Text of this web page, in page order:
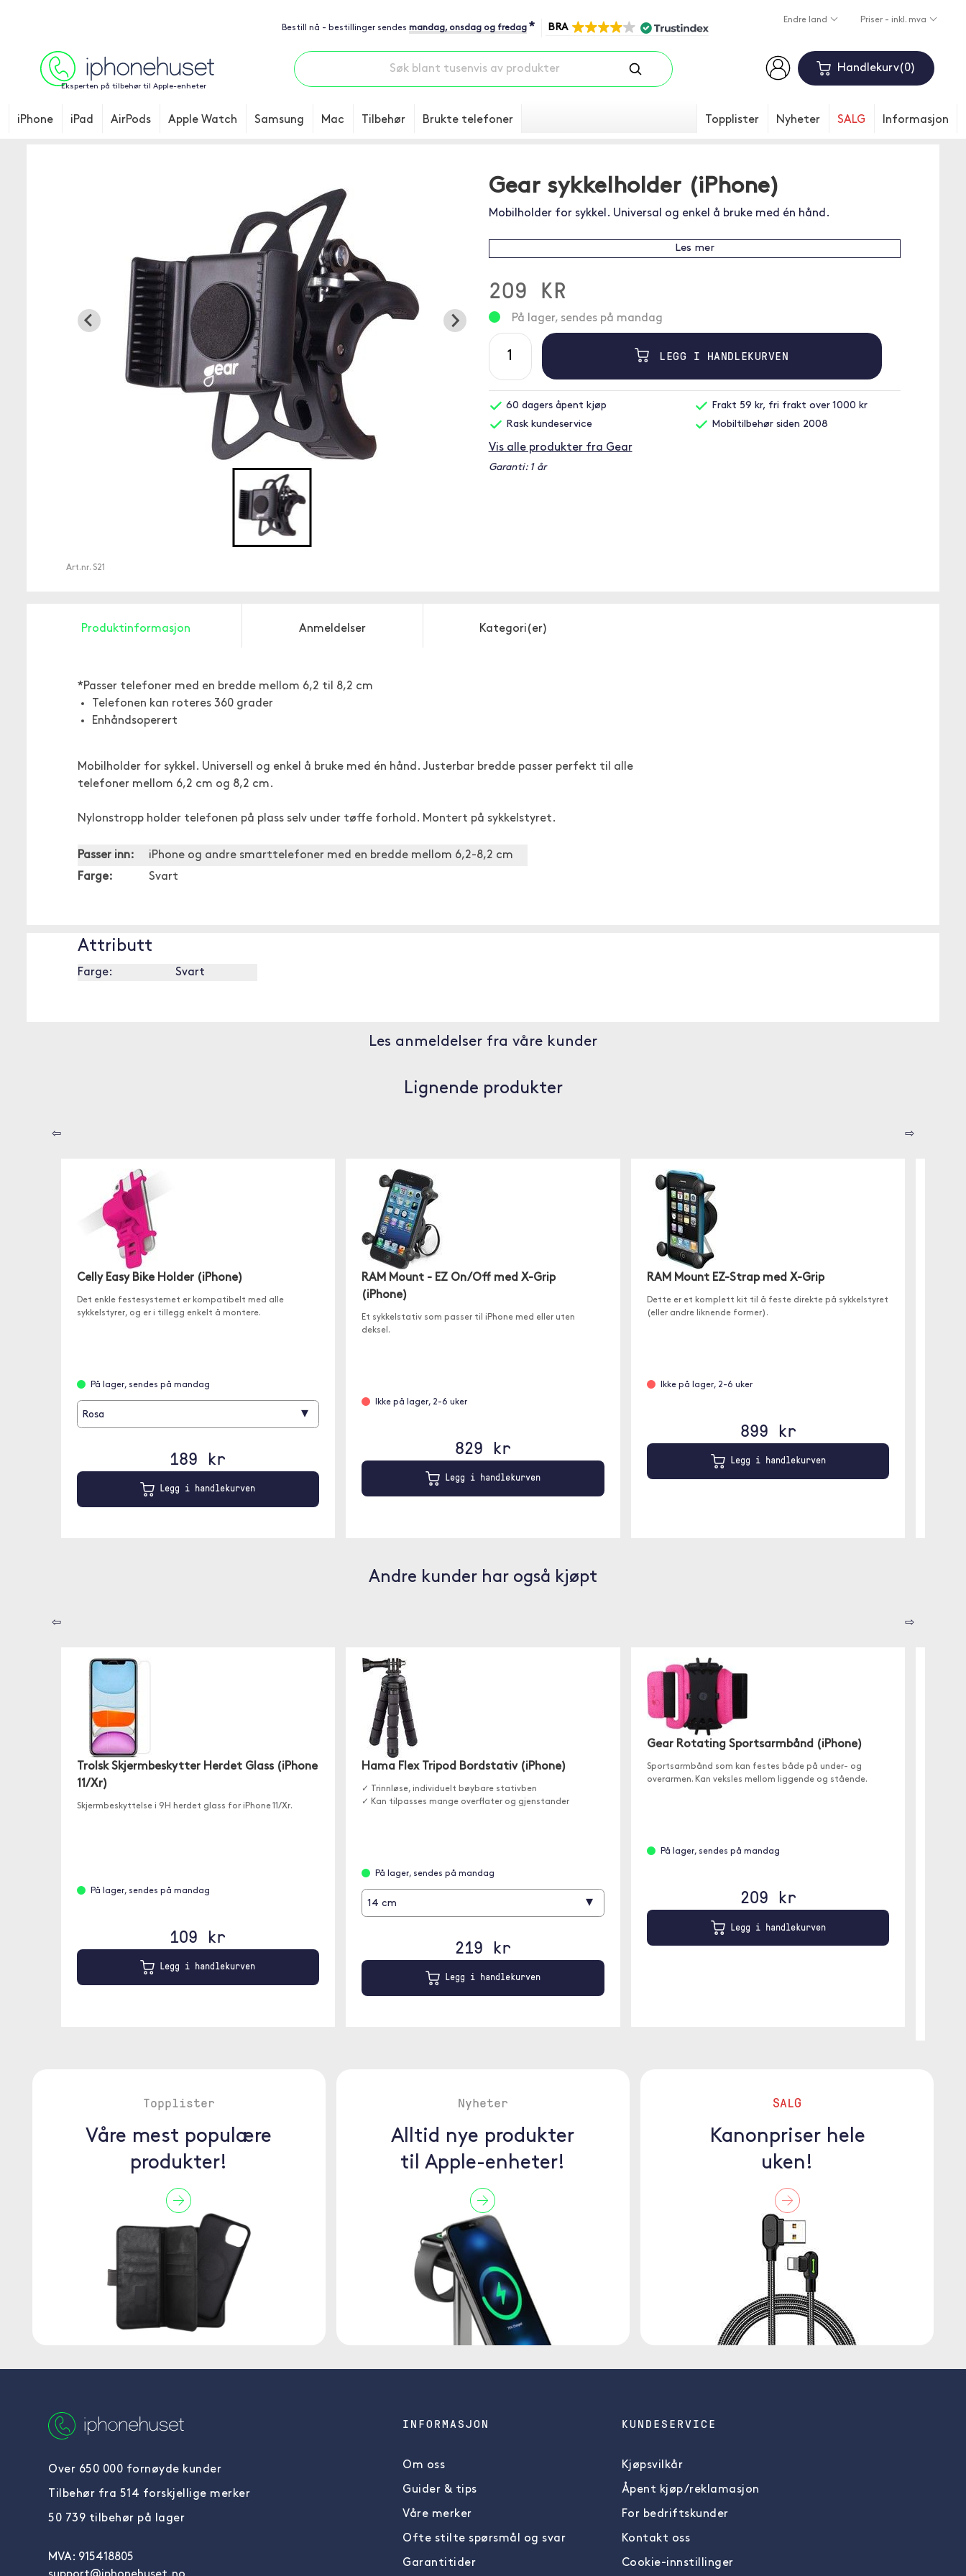
Bestill nå - bestillinger sendes mandag, onsdag og fredag * BRA
Endre land Priser - inkl. mva
Eksperten på tilbehør til Apple-enheter
Handlekurv 0
iPhone iPad AirPods Apple Watch Samsung Mac Tilbehør Brukte telefoner Topplister Nyheter SALG Informasjon
Art.nr. S21
Gear sykkelholder (iPhone)
Mobilholder for sykkel. Universal og enkel å bruke med én hånd.
Les mer
209 KR
På lager, sendes på mandag
LEGG I HANDLEKURVEN
60 dagers åpent kjøp
Frakt 59 kr, fri frakt over 1000 kr
Rask kundeservice
Mobiltilbehør siden 2008
Vis alle produkter fra Gear
Garanti: 1 år
Produktinformasjon Anmeldelser Kategori(er)
*Passer telefoner med en bredde mellom 6,2 til 8,2 cm
Telefonen kan roteres 360 grader
Enhåndsoperert
Mobilholder for sykkel. Universell og enkel å bruke med én hånd. Justerbar bredde passer perfekt til alle
telefoner mellom 6,2 cm og 8,2 cm.
Nylonstropp holder telefonen på plass selv under tøffe forhold. Montert på sykkelstyret.
Passer inn:
iPhone og andre smarttelefoner med en bredde mellom 6,2-8,2 cm
Farge:
Svart
Attributt
Farge: Svart
Les anmeldelser fra våre kunder
Lignende produkter
⇦ ⇨
Celly Easy Bike Holder (iPhone)
Det enkle festesystemet er kompatibelt med alle
sykkelstyrer, og er i tillegg enkelt å montere.
På lager, sendes på mandag
Rosa ▾
189 kr
Legg i handlekurven
RAM Mount - EZ On/Off med X-Grip
(iPhone)
Et sykkelstativ som passer til iPhone med eller uten
deksel.
Ikke på lager, 2-6 uker
829 kr
Legg i handlekurven
RAM Mount EZ-Strap med X-Grip
Dette er et komplett kit til å feste direkte på sykkelstyret
(eller andre liknende former).
Ikke på lager, 2-6 uker
899 kr
Legg i handlekurven
Andre kunder har også kjøpt
⇦ ⇨
Trolsk Skjermbeskytter Herdet Glass (iPhone
11/Xr)
Skjermbeskyttelse i 9H herdet glass for iPhone 11/Xr.
På lager, sendes på mandag
109 kr
Legg i handlekurven
Hama Flex Tripod Bordstativ (iPhone)
✓ Trinnløse, individuelt bøybare stativben
✓ Kan tilpasses mange overflater og gjenstander
På lager, sendes på mandag
14 cm ▾
219 kr
Legg i handlekurven
Gear Rotating Sportsarmbånd (iPhone)
Sportsarmbånd som kan festes både på under- og
overarmen. Kan veksles mellom liggende og stående.
På lager, sendes på mandag
209 kr
Legg i handlekurven
Topplister
Våre mest populære
produkter!
Nyheter
Alltid nye produkter
til Apple-enheter!
SALG
Kanonpriser hele
uken!
Over 650 000 fornøyde kunder
Tilbehør fra 514 forskjellige merker
50 739 tilbehør på lager
MVA: 915418805
INFORMASJON
Om oss
Guider & tips
Våre merker
Ofte stilte spørsmål og svar
Garantitider
KUNDESERVICE
Kjøpsvilkår
Åpent kjøp/reklamasjon
For bedriftskunder
Kontakt oss
Cookie-innstillinger